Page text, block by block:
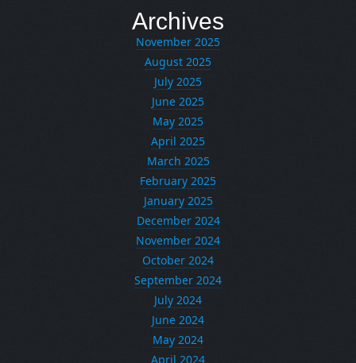
Archives
November 2025
August 2025
July 2025
June 2025
May 2025
April 2025
March 2025
February 2025
January 2025
December 2024
November 2024
October 2024
September 2024
July 2024
June 2024
May 2024
April 2024